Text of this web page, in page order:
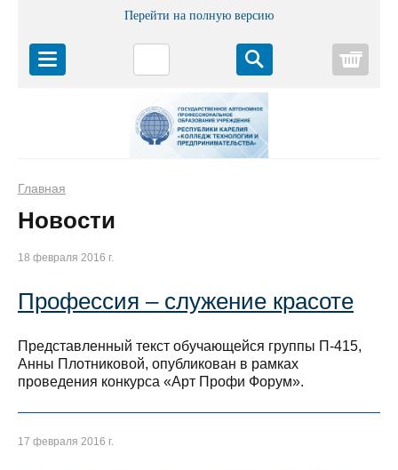
Перейти на полную версию
Главная
Новости
18 февраля 2016 г.
Профессия – служение красоте
Представленный текст обучающейся группы П-415,
Анны Плотниковой, опубликован в рамках
проведения конкурса «Арт Профи Форум».
17 февраля 2016 г.